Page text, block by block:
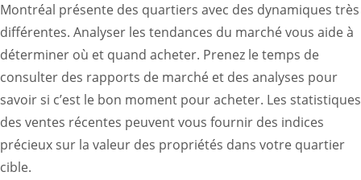
Montréal présente des quartiers avec des dynamiques très
différentes. Analyser les tendances du marché vous aide à
déterminer où et quand acheter. Prenez le temps de
consulter des rapports de marché et des analyses pour
savoir si c’est le bon moment pour acheter. Les statistiques
des ventes récentes peuvent vous fournir des indices
précieux sur la valeur des propriétés dans votre quartier
cible.